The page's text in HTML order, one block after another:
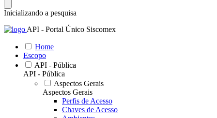
Inicializando a pesquisa
API - Portal Único Siscomex
Home
Escopo
API - Pública
API - Pública
Aspectos Gerais
Aspectos Gerais
Perfis de Acesso
Chaves de Acesso